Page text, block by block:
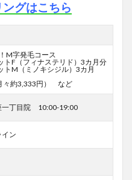
グはこちら
M字発毛コース
トF （フィナステリド）3カ月分
トM（ミノキシジル）3カ月
々約3,333円） など
一丁目院 10:00-19:00
ン